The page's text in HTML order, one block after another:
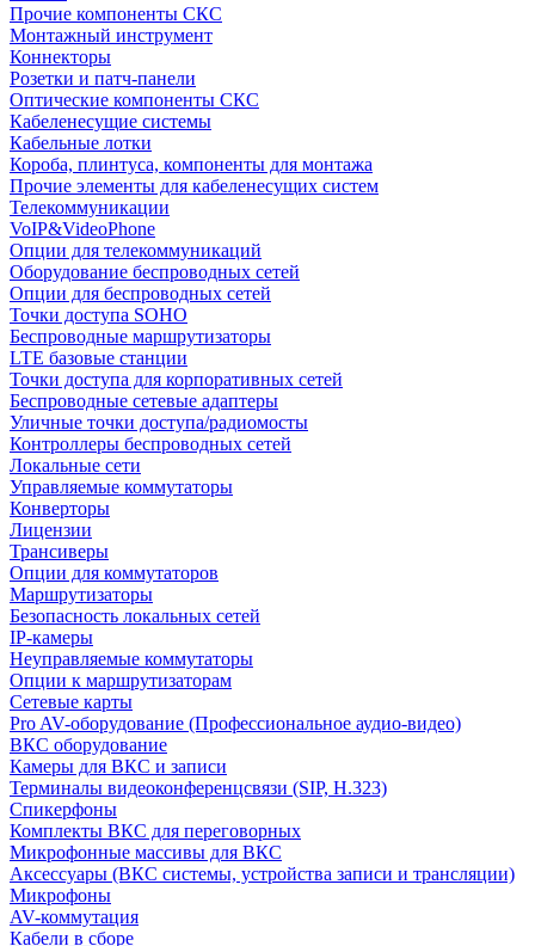
Прочие компоненты СКС
Монтажный инструмент
Коннекторы
Розетки и патч-панели
Оптические компоненты СКС
Кабеленесущие системы
Кабельные лотки
Короба, плинтуса, компоненты для монтажа
Прочие элементы для кабеленесущих систем
Телекоммуникации
VoIP&VideoPhone
Опции для телекоммуникаций
Оборудование беспроводных сетей
Опции для беспроводных сетей
Точки доступа SOHO
Беспроводные маршрутизаторы
LTE базовые станции
Точки доступа для корпоративных сетей
Беспроводные сетевые адаптеры
Уличные точки доступа/радиомосты
Контроллеры беспроводных сетей
Локальные сети
Управляемые коммутаторы
Конверторы
Лицензии
Трансиверы
Опции для коммутаторов
Маршрутизаторы
Безопасность локальных сетей
IP-камеры
Неуправляемые коммутаторы
Опции к маршрутизаторам
Сетевые карты
Pro AV-оборудование (Профессиональное аудио-видео)
ВКС оборудование
Камеры для ВКС и записи
Терминалы видеоконференцсвязи (SIP, H.323)
Спикерфоны
Комплекты ВКС для переговорных
Микрофонные массивы для ВКС
Аксессуары (ВКС системы, устройства записи и трансляции)
Микрофоны
AV-коммутация
Кабели в сборе